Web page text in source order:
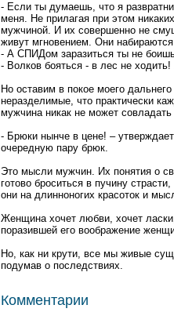
- Если ты думаешь, что я
меня. Не прилагая при этом
мужчиной. И их совершенно не
живут мгновением. Они
- А СПИДом заразиться ты не
- Волков бояться - в лес не
Но оставим в покое моего
неразделимые, что практически
мужчина никак не может совладать
- Брюки нынче в цене! –
очередную пару брюк.
Это мысли мужчин. Их понятия о
готово броситься в пучину
они на длинноногих красоток и
Женщина хочет любви, хочет
поразившей его воображение
Но, как ни крути, все мы живые
подумав о последствиях.
Комментарии